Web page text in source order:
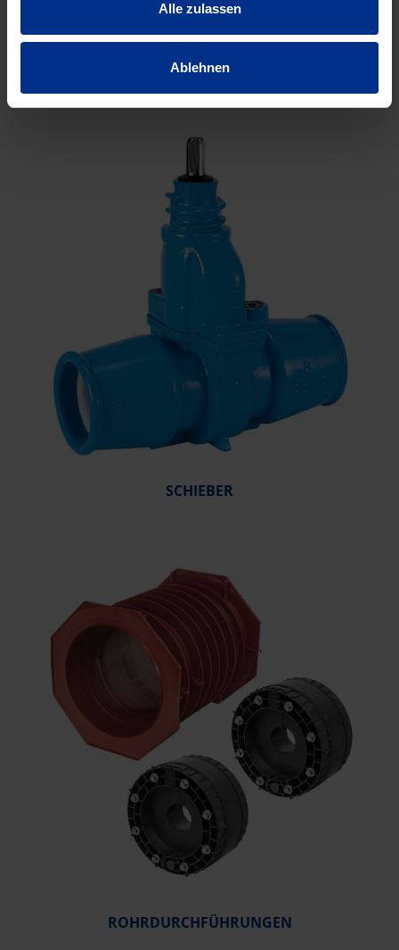
Alle zulassen
Ablehnen
HAWLE FORMSTÜCKE
SCHIEBER
ROHRDURCHFÜHRUNGEN